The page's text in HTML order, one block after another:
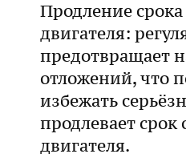
Продление
двигателя:
предотвращает
отложений, что
избежать
продлевает срок
двигателя.